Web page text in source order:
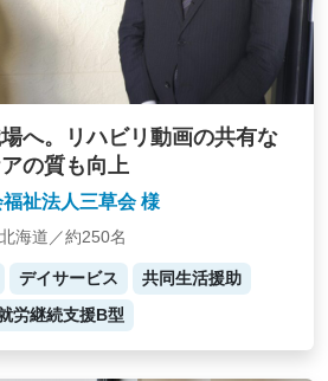
へ。リハビリ動画の共有な
の質も向上
祉法人三草会 様
北海道／約250名
デイサービス
共同生活援助
労継続支援B型